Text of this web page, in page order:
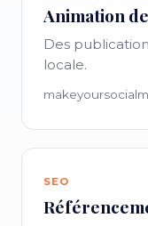
Animation
Des
locale.
SEO